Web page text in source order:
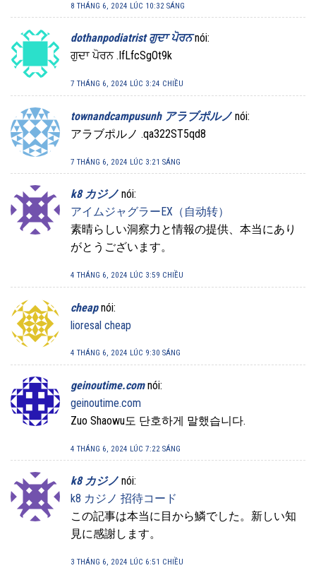
8 THÁNG 6, 2024 LÚC 10:32 SÁNG
dothanpodiatrist ਗੁਦਾ ਪੋਰਨ nói:
ਗੁਦਾ ਪੋਰਨ .IfLfcSgOt9k
7 THÁNG 6, 2024 LÚC 3:24 CHIỀU
townandcampusunh アラブポルノ nói:
アラブポルノ .qa322ST5qd8
7 THÁNG 6, 2024 LÚC 3:21 SÁNG
k8 カジノ nói:
アイムジャグラーEX（自动转）
素晴らしい洞察力と情報の提供、本当にあり
がとうございます。
4 THÁNG 6, 2024 LÚC 3:59 CHIỀU
cheap nói:
lioresal cheap
4 THÁNG 6, 2024 LÚC 9:30 SÁNG
geinoutime.com nói:
geinoutime.com
Zuo Shaowu도 단호하게 말했습니다.
4 THÁNG 6, 2024 LÚC 7:22 SÁNG
k8 カジノ nói:
k8 カジノ 招待コード
この記事は本当に目から鱗でした。新しい知
見に感謝します。
3 THÁNG 6, 2024 LÚC 6:51 CHIỀU